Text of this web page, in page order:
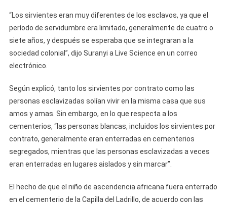
“Los sirvientes eran muy diferentes de los esclavos, ya que el
período de servidumbre era limitado, generalmente de cuatro o
siete años, y después se esperaba que se integraran a la
sociedad colonial”, dijo Suranyi a Live Science en un correo
electrónico.
Según explicó, tanto los sirvientes por contrato como las
personas esclavizadas solían vivir en la misma casa que sus
amos y amas. Sin embargo, en lo que respecta a los
cementerios, “las personas blancas, incluidos los sirvientes por
contrato, generalmente eran enterradas en cementerios
segregados, mientras que las personas esclavizadas a veces
eran enterradas en lugares aislados y sin marcar”.
El hecho de que el niño de ascendencia africana fuera enterrado
en el cementerio de la Capilla del Ladrillo, de acuerdo con las